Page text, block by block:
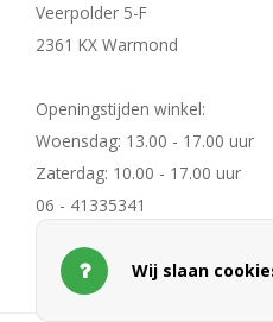
Veerpolder 5-F
2361 KX Warmond
Openingstijden winkel:
Woensdag: 13.00 - 17.00 uur
Zaterdag: 10.00 - 17.00 uur
06 - 41335341
Wij slaan